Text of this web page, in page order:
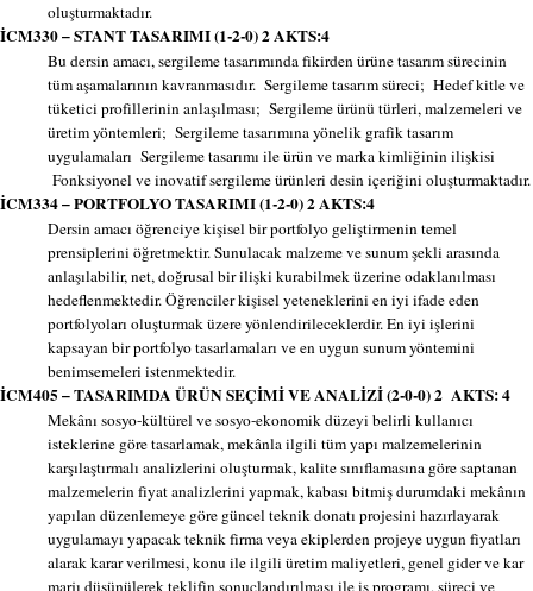
oluşturmaktadır.
İCM330 – STANT TASARIMI (1-2-0) 2 AKTS:4
Bu dersin amacı, sergileme tasarımında fikirden ürüne tasarım sürecinin
tüm aşamalarının kavranmasıdır. Sergileme tasarım süreci; Hedef kitle ve
tüketici profillerinin anlaşılması; Sergileme ürünü türleri, malzemeleri ve
üretim yöntemleri; Sergileme tasarımına yönelik grafik tasarım
uygulamaları Sergileme tasarımı ile ürün ve marka kimliğinin ilişkisi
Fonksiyonel ve inovatif sergileme ürünleri desin içeriğini oluşturmaktadır.
İCM334 – PORTFOLYO TASARIMI (1-2-0) 2 AKTS:4
Dersin amacı öğrenciye kişisel bir portfolyo geliştirmenin temel
prensiplerini öğretmektir. Sunulacak malzeme ve sunum şekli arasında
anlaşılabilir, net, doğrusal bir ilişki kurabilmek üzerine odaklanılması
hedeflenmektedir. Öğrenciler kişisel yeteneklerini en iyi ifade eden
portfolyoları oluşturmak üzere yönlendirileceklerdir. En iyi işlerini
kapsayan bir portfolyo tasarlamaları ve en uygun sunum yöntemini
benimsemeleri istenmektedir.
İCM405 – TASARIMDA ÜRÜN SEÇİMİ VE ANALİZİ (2-0-0) 2 AKTS: 4
Mekânı sosyo-kültürel ve sosyo-ekonomik düzeyi belirli kullanıcı
isteklerine göre tasarlamak, mekânla ilgili tüm yapı malzemelerinin
karşılaştırmalı analizlerini oluşturmak, kalite sınıflamasına göre saptanan
malzemelerin fiyat analizlerini yapmak, kabası bitmiş durumdaki mekânın
yapılan düzenlemeye göre güncel teknik donatı projesini hazırlayarak
uygulamayı yapacak teknik firma veya ekiplerden projeye uygun fiyatları
alarak karar verilmesi, konu ile ilgili üretim maliyetleri, genel gider ve kar
marjı düşünülerek teklifin sonuçlandırılması ile iş programı, süreci ve